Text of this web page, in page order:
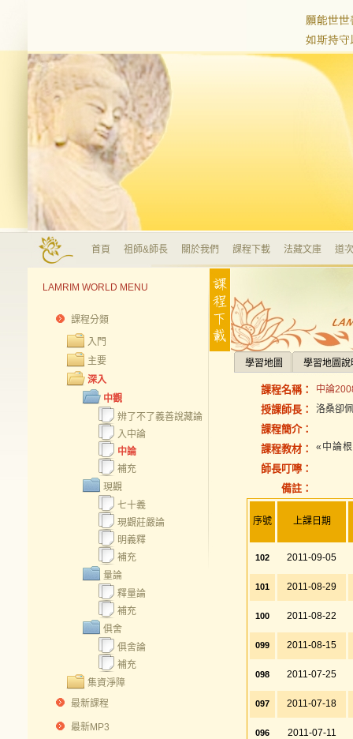
首頁 祖師&師長 關於我們 課程下載 法藏文庫 道
LAMRIM WORLD MENU
課程分類
入門
主要
深入
中觀
辨了不了義善說藏論
入中論
中論
補充
現觀
七十義
現觀莊嚴論
明義釋
補充
量論
釋量論
補充
俱舍
俱舍論
補充
集資淨障
最新課程
最新MP3
學習地圖 學習地圖說
課程名稱： 中論
授課師長： 洛桑卻
課程簡介：
課程教材：
«中論
師長叮嚀：
備註：
序號 上課日期
102 2011-09-05
101 2011-08-29
100 2011-08-22
099 2011-08-15
098 2011-07-25
097 2011-07-18
096 2011-07-11